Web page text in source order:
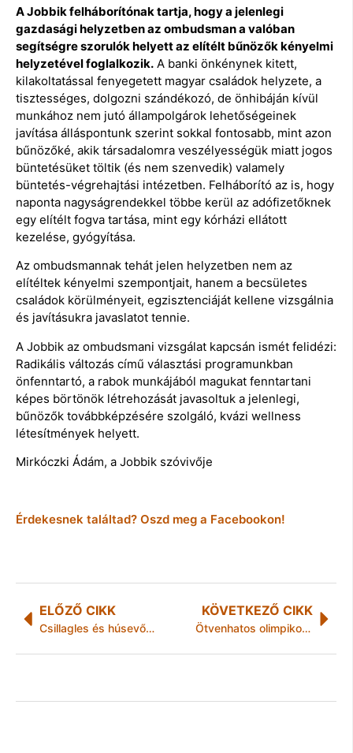
A Jobbik felháborítónak tartja, hogy a jelenlegi
gazdasági helyzetben az ombudsman a valóban
segítségre szorulók helyett az elítélt bűnözők kényelmi
helyzetével foglalkozik. A banki önkénynek kitett,
kilakoltatással fenyegetett magyar családok helyzete, a
tisztességes, dolgozni szándékozó, de önhibáján kívül
munkához nem jutó állampolgárok lehetőségeinek
javítása álláspontunk szerint sokkal fontosabb, mint azon
bűnözőké, akik társadalomra veszélyességük miatt jogos
büntetésüket töltik (és nem szenvedik) valamely
büntetés-végrehajtási intézetben. Felháborító az is, hogy
naponta nagyságrendekkel többe kerül az adófizetőknek
egy elítélt fogva tartása, mint egy kórházi ellátott
kezelése, gyógyítása.
Az ombudsmannak tehát jelen helyzetben nem az
elítéltek kényelmi szempontjait, hanem a becsületes
családok körülményeit, egzisztenciáját kellene vizsgálnia
és javításukra javaslatot tennie.
A Jobbik az ombudsmani vizsgálat kapcsán ismét felidézi:
Radikális változás című választási programunkban
önfenntartó, a rabok munkájából magukat fenntartani
képes börtönök létrehozását javasoltuk a jelenlegi,
bűnözők továbbképzésére szolgáló, kvázi wellness
létesítmények helyett.
Mirkóczki Ádám, a Jobbik szóvivője
Érdekesnek találtad? Oszd meg a Facebookon!
ELŐZŐ CIKK
Csillagles és húsevőnövény-bemutató Felsőtárkányban
KÖVETKEZŐ CIKK
Ötvenhatos olimpikonok? Két forintért megmondom